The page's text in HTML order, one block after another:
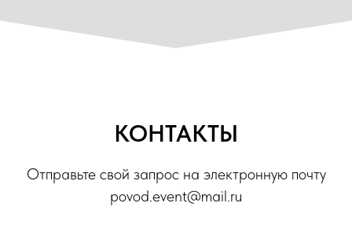
КОНТАКТЫ
Отправьте свой запрос на электронную почту
povod.event@mail.ru